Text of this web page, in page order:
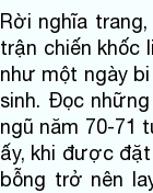
Rời nghĩa
trận chiến khốc
như một ngày
sinh. Đọc
ngũ năm 70-71
ấy, khi được đặt
bỗng trở nên